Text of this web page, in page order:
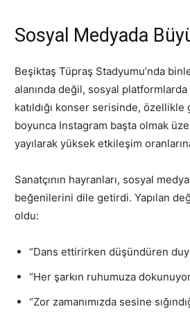
Sosyal Medyada
Beşiktaş Tüpraş Stadyumu’nda
alanında değil, sosyal
katıldığı konser serisinde,
boyunca Instagram başta olmak
yayılarak yüksek etkileşim
Sanatçının hayranları, sosyal
beğenilerini dile getirdi. Yapılan
oldu:
“Dans ettirirken düşündüren
“Her şarkın ruhumuza
“Zor zamanımızda sesine